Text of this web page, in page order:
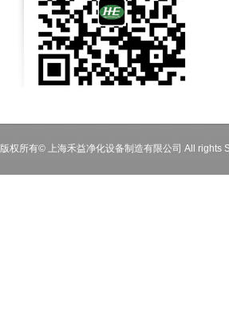
版权所有© 上海禾益净化设备制造有限公司 All rights